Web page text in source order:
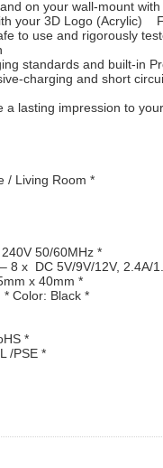
on your wall-mount
your 3D Logo (Acrylic)
to use and rigorously
standards and built-in
charging and short
a lasting impression to
* Small Office / Home Office / Living Room
* Input: AC Adaptor - 100 ~ 240V 50/60MHz
* Dimension: 480mm x 325mm x 40mm
* Housing Material: Acrylic, * Color: Black.
* Changing Station: CE / RoHS
* AC Adaptor: CE / FCC / UL /PSE